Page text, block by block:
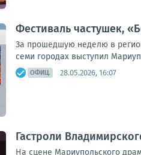
Фестиваль частушек,
За прошедшую неделю в
семи городах выступил
ОФИЦ. 28.05.2026, 16:07
Гастроли
На сцене Мариупольского